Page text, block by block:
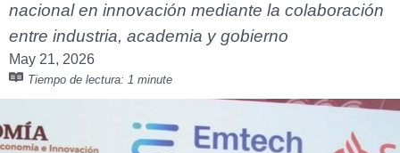
nacional en innovación mediante la colaboración
entre industria, academia y gobierno
May 21, 2026
Tiempo de lectura: 1 minute